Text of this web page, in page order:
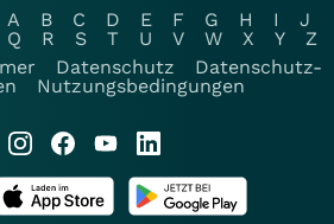
A B C D E F G H I
J
Q R S T U V W X Y
Z
Datenschutz
Datenschutz-
Nutzungsbedingungen